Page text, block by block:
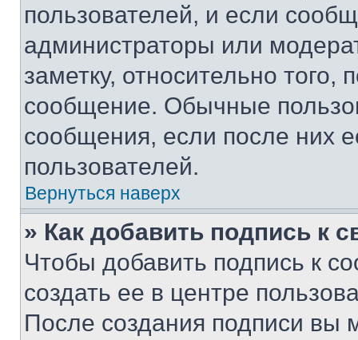
пользователей, и если
администраторы или
заметку, относительно
сообщение. Обычные
сообщения, если после них
пользователей.
Вернуться наверх
» Как добавить подпись к
Чтобы добавить подпись к
создать ее в центре
После создания подписи вы